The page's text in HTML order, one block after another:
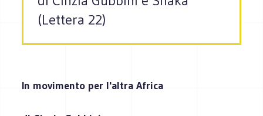
(Lettera 22)
In movimento per l'altra Africa